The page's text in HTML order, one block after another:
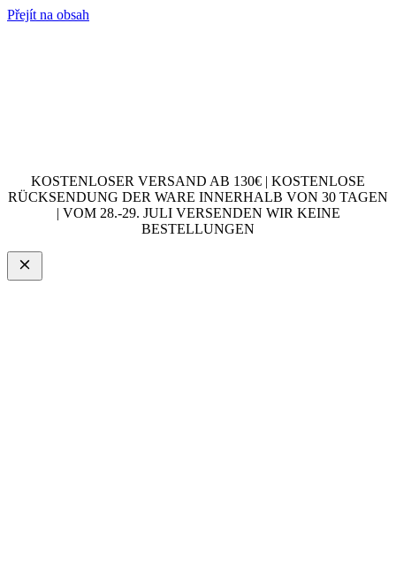
Přejít na obsah
KOSTENLOSER VERSAND AB 130€ | KOSTENLOSE
RÜCKSENDUNG DER WARE INNERHALB VON 30 TAGEN
| VOM 28.-29. JULI VERSENDEN WIR KEINE
BESTELLUNGEN